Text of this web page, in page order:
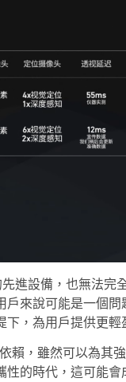
進設備，也無法完
戶來說可能是一個
，為用戶提供更輕
賴，雖然可以為其
的時代，這可能